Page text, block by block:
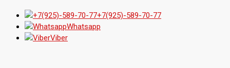
+7(925)-589-70-77
Whatsapp
Viber